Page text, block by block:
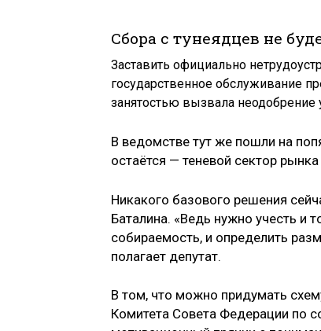
Сбора с тунеядцев не
Заставить официально
государственное обслуживание
занятостью вызвала неодобрение
В ведомстве тут же пошли на
остаётся — теневой сектор
Никакого базового решения
Баталина. «Ведь нужно учесть и
собираемость, и определить
полагает депутат.
В том, что можно придумать
Комитета Совета Федерации по